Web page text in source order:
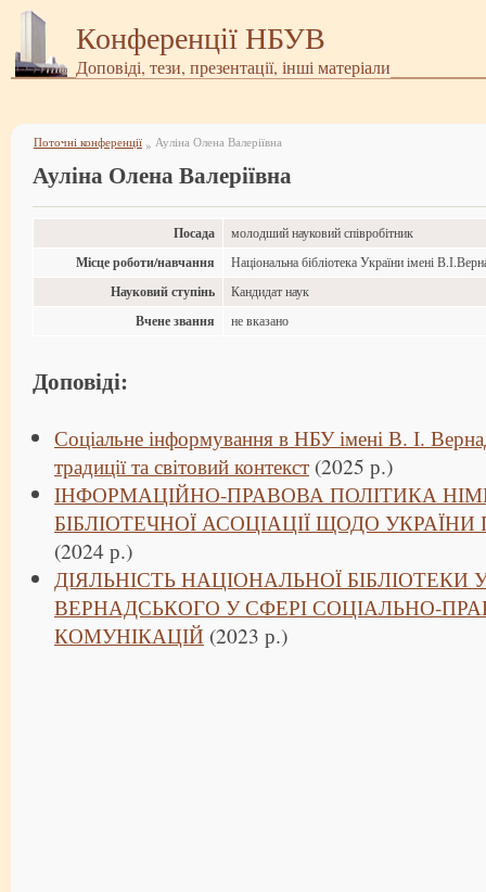
Конференції НБУВ
Доповіді, тези, презентації, інші матеріали
Поточні конференції » Ауліна Олена Валеріївна
Ауліна Олена Валеріївна
Посада молодший науковий співробітник
Місце роботи/навчання Національна бібліотека України імені
Науковий ступінь Кандидат наук
Вчене звання не вказано
Доповіді:
Соціальне інформування в НБУ імені В. І.
традиції та світовий контекст (2025 р.)
ІНФОРМАЦІЙНО-ПРАВОВА ПОЛІТИКА
БІБЛІОТЕЧНОЇ АСОЦІАЦІЇ ЩОДО УКРАЇНИ
(2024 р.)
ДІЯЛЬНІСТЬ НАЦІОНАЛЬНОЇ БІБЛІОТЕКИ
ВЕРНАДСЬКОГО У СФЕРІ СОЦІАЛЬНО-
КОМУНІКАЦІЙ (2023 р.)